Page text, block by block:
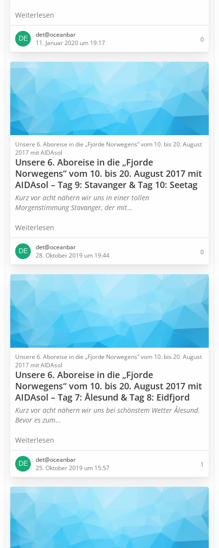
Weiterlesen
det@oceanbar
11. Januar 2020 um 19:17
0
Unsere 6. Aboreise in die „Fjorde Norwegens“ vom 10. bis 20. August
2017 mit AIDAsol
Unsere 6. Aboreise in die „Fjorde
Norwegens“ vom 10. bis 20. August 2017 mit
AIDAsol – Tag 9: Stavanger & Tag 10: Seetag
Kurz vor acht nähern wir uns in einer tollen
Morgenstimmung Stavanger, der mit…
Weiterlesen
det@oceanbar
28. Oktober 2019 um 19:44
0
Unsere 6. Aboreise in die „Fjorde Norwegens“ vom 10. bis 20. August
2017 mit AIDAsol
Unsere 6. Aboreise in die „Fjorde
Norwegens“ vom 10. bis 20. August 2017 mit
AIDAsol – Tag 7: Ålesund & Tag 8: Eidfjord
Kurz vor acht nähern wir uns bei schönstem Wetter Ålesund.
Bevor es zum…
Weiterlesen
det@oceanbar
25. Oktober 2019 um 15:57
1